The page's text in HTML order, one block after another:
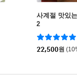
사계절 맛있
2
22,500원